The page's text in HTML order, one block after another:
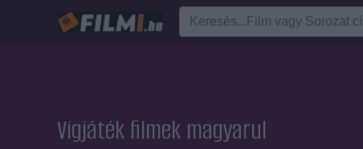
Vígjáték filmek magyarul